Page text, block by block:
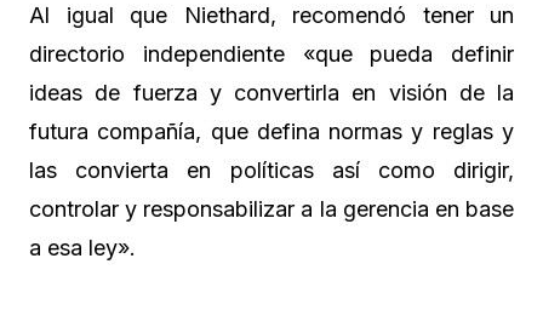
Al igual que Niethard, recomendó tener un
directorio independiente «que pueda definir
ideas de fuerza y convertirla en visión de la
futura compañía, que defina normas y reglas y
las convierta en políticas así como dirigir,
controlar y responsabilizar a la gerencia en base
a esa ley».